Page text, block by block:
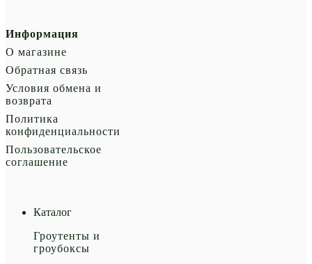
Информация
О магазине
Обратная связь
Условия обмена и
возврата
Политика
конфиденциальности
Пользовательское
соглашение
Каталог
Гроутенты и
гроубоксы